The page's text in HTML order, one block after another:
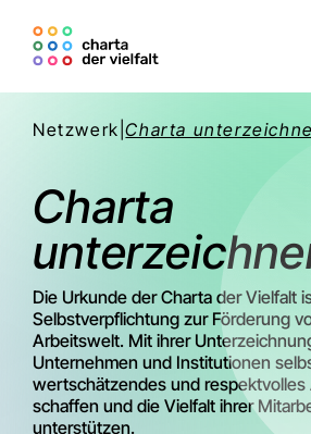
Netzwerk |Charta
Charta
Die Urkunde der Charta der Vielfalt
Selbstverpflichtung zur Förderung
Arbeitswelt. Mit ihrer
Unternehmen und Institutionen
wertschätzendes und respektvolles
schaffen und die Vielfalt ihrer
unterstützen.